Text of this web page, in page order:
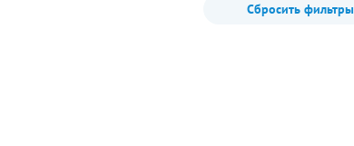
Сбросить фильтры